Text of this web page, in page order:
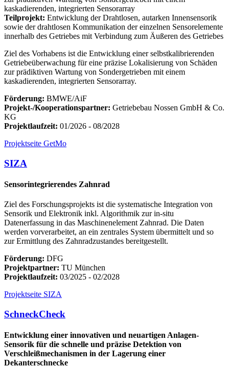
kaskadierenden, integrierten Sensorarray
Teilprojekt: Entwicklung der Drahtlosen, autarken Innensensorik
sowie der drahtlosen Kommunikation der einzelnen Sensorelemente
innerhalb des Getriebes mit Verbindung zum Äußeren des Getriebes
Ziel des Vorhabens ist die Entwicklung einer selbstkalibrierenden
Getriebeüberwachung für eine präzise Lokalisierung von Schäden
zur prädiktiven Wartung von Sondergetrieben mit einem
kaskadierenden, integrierten Sensorarray.
Förderung: BMWE/AiF
Projekt-/Kooperationspartner: Getriebebau Nossen GmbH & Co.
KG
Projektlaufzeit: 01/2026 - 08/2028
Projektseite GetMo
SIZA
Sensorintegrierendes Zahnrad
Ziel des Forschungsprojekts ist die systematische Integration von
Sensorik und Elektronik inkl. Algorithmik zur in-situ
Datenerfassung in das Maschinenelement Zahnrad. Die Daten
werden vorverarbeitet, an ein zentrales System übermittelt und so
zur Ermittlung des Zahnradzustandes bereitgestellt.
Förderung: DFG
Projektpartner: TU München
Projektlaufzeit: 03/2025 - 02/2028
Projektseite SIZA
SchneckCheck
Entwicklung einer innovativen und neuartigen Anlagen-
Sensorik für die schnelle und präzise Detektion von
Verschleißmechanismen in der Lagerung einer
Dekanterschnecke